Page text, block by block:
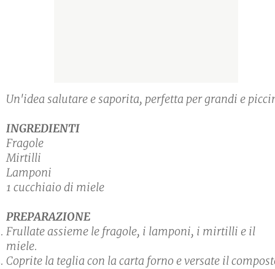
Un'idea salutare e saporita, perfetta per grandi e
INGREDIENTI
Fragole
Mirtilli
Lamponi
1 cucchiaio di miele
PREPARAZIONE
Frullate assieme le fragole, i lamponi, i mirtilli e il
miele.
Coprite la teglia con la carta forno e versate il